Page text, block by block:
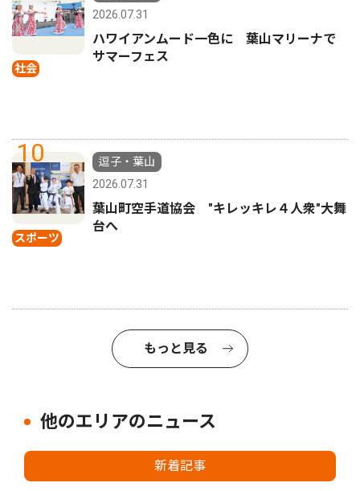
社会
2026.07.31
ハワイアンムード一色に 葉山マリーナで
サマーフェス
10
スポーツ
逗子・葉山
2026.07.31
葉山町空手道協会 "キレッキレ４人衆"大舞
台へ
もっと見る
他のエリアのニュース
新着記事